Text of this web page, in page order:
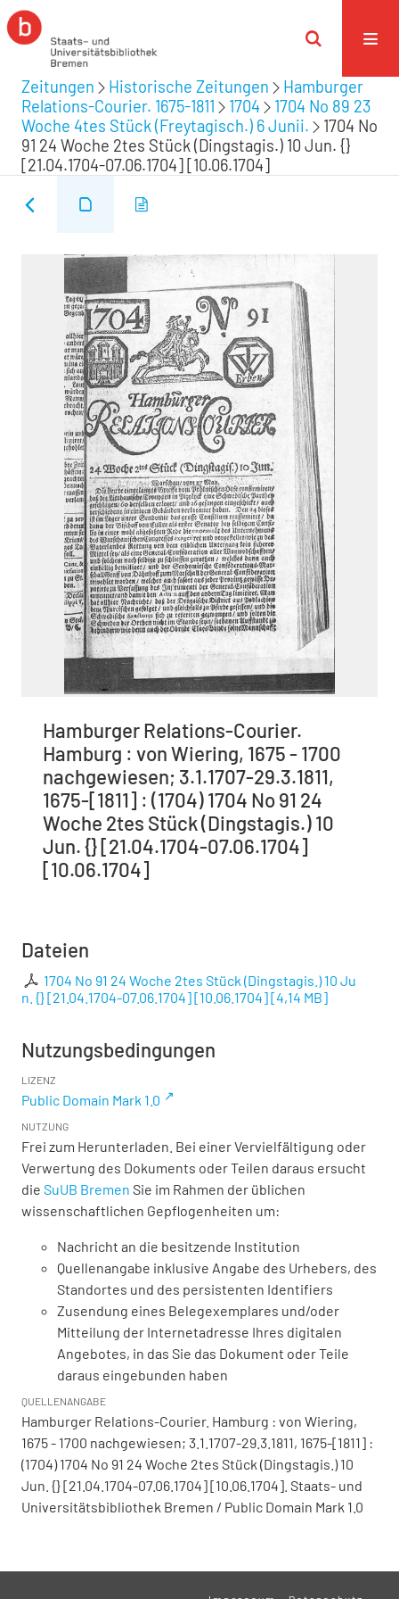
Zeitungen Historische Zeitungen
Hamburger
Relations-Courier. 1675-1811
1704
1704 No 89 23
Woche 4tes Stück (Freytagisch.) 6 Junii.
1704 No
91 24 Woche 2tes Stück (Dingstagis.) 10 Jun. {}
[21.04.1704-07.06.1704] [10.06.1704]
Hamburger Relations-Courier.
Hamburg : von Wiering, 1675 - 1700
nachgewiesen; 3.1.1707-29.3.1811,
1675-[1811] : (1704) 1704 No 91 24
Woche 2tes Stück (Dingstagis.) 10
Jun. {} [21.04.1704-07.06.1704]
[10.06.1704]
Dateien
1704 No 91 24 Woche 2tes Stück (Dingstagis.) 10 Ju
n. {} [21.04.1704-07.06.1704] [10.06.1704][4,14 MB]
Nutzungsbedingungen
LIZENZ
Public Domain Mark 1.0
NUTZUNG
Frei zum Herunterladen. Bei einer Vervielfältigung oder
Verwertung des Dokuments oder Teilen daraus ersucht
die SuUB Bremen Sie im Rahmen der üblichen
wissenschaftlichen Gepflogenheiten um:
Nachricht an die besitzende Institution
Quellenangabe inklusive Angabe des Urhebers, des
Standortes und des persistenten Identifiers
Zusendung eines Belegexemplares und/oder
Mitteilung der Internetadresse Ihres digitalen
Angebotes, in das Sie das Dokument oder Teile
daraus eingebunden haben
QUELLENANGABE
Hamburger Relations-Courier. Hamburg : von Wiering,
1675 - 1700 nachgewiesen; 3.1.1707-29.3.1811, 1675-[1811] :
(1704) 1704 No 91 24 Woche 2tes Stück (Dingstagis.) 10
Jun. {} [21.04.1704-07.06.1704] [10.06.1704]. Staats- und
Universitätsbibliothek Bremen / Public Domain Mark 1.0